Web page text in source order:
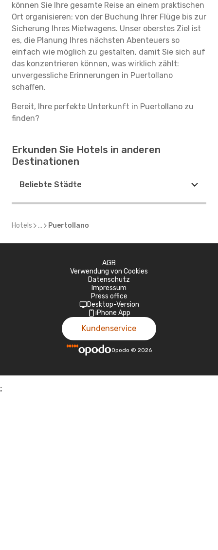
können Sie Ihre gesamte Reise an einem praktischen
Ort organisieren: von der Buchung Ihrer Flüge bis zur
Sicherung Ihres Mietwagens. Unser oberstes Ziel ist
es, die Planung Ihres nächsten Abenteuers so
einfach wie möglich zu gestalten, damit Sie sich auf
das konzentrieren können, was wirklich zählt:
unvergessliche Erinnerungen in Puertollano
schaffen.
Bereit, Ihre perfekte Unterkunft in Puertollano zu
finden?
Erkunden Sie Hotels in anderen
Destinationen
Beliebte Städte
Hotels ... Puertollano
AGB
Verwendung von Cookies
Datenschutz
Impressum
Press office
Desktop-Version
iPhone App
Kundenservice
Opodo © 2026
;